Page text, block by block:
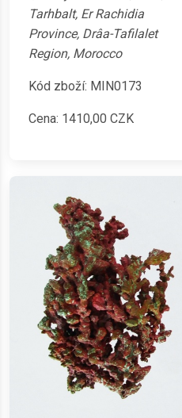
Tarhbalt, Er Rachidia
Province, Drâa-Tafilalet
Region, Morocco
Kód zboží: MIN0173
Cena: 1410,00 CZK